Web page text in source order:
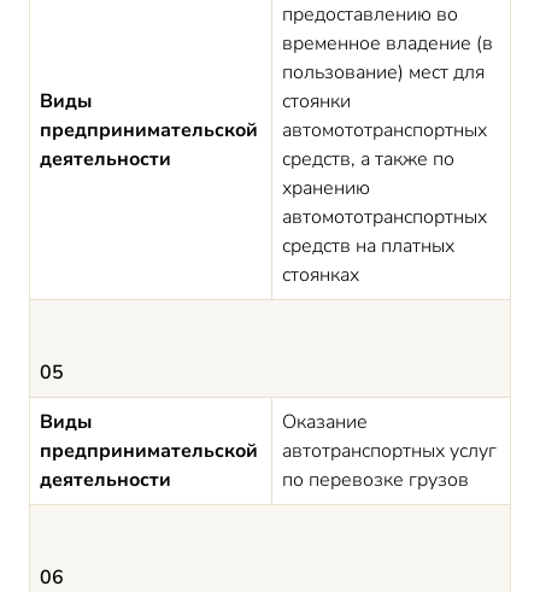
Виды
предпринимательской
деятельности
предоставлению во
временное владение (в
пользование) мест для
стоянки
автомототранспортных
средств, а также по
хранению
автомототранспортных
средств на платных
стоянках
05
Виды
предпринимательской
деятельности
Оказание
автотранспортных услуг
по перевозке грузов
06